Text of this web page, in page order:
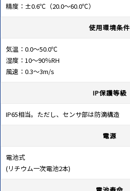
精度：±0.6℃（20.0～60.0℃）
使用環境条件
気温：0.0～50.0℃
湿度：10～90％RH
風速：0.3～3m/s
IP保護等級
IP65相当。ただし、センサ部は防滴構造
電源
電池式
(リチウム一次電池2本)